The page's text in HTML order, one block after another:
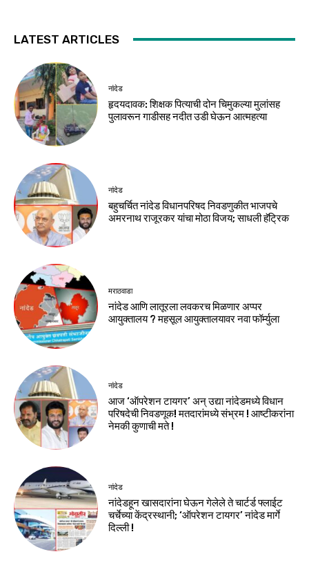
LATEST ARTICLES
नांदेड
हृदयदावक: शिक्षक पित्याची दोन चिमुकल्या मुलांसह
पुलावरून गाडीसह नदीत उडी घेऊन आत्महत्या
नांदेड
बहुचर्चित नांदेड विधानपरिषद निवडणुकीत भाजपचे
अमरनाथ राजूरकर यांचा मोठा विजय; साधली हॅट्रिक
मराठवाडा
नांदेड आणि लातूरला लवकरच मिळणार अप्पर
आयुक्तालय ? महसूल आयुक्तालयावर नवा फॉर्म्युला
नांदेड
आज ‘ऑपरेशन टायगर’ अन् उद्या नांदेडमध्ये विधान
परिषदेची निवडणूक! मतदारांमध्ये संभ्रम ! आष्टीकरांना
नेमकी कुणाची मते !
नांदेड
नांदेडहून खासदारांना घेऊन गेलेले ते चार्टर्ड फ्लाईट
चर्चेच्या केंद्रस्थानी; ‘ऑपरेशन टायगर’ नांदेड मार्गे
दिल्ली !